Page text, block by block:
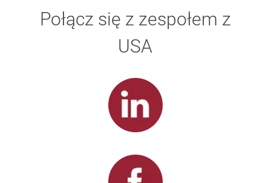
Połącz się z zespołem z
USA